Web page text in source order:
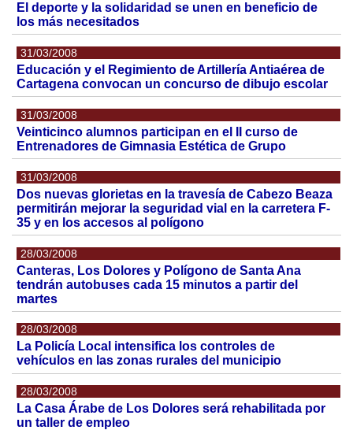
El deporte y la solidaridad se unen en beneficio de
los más necesitados
31/03/2008
Educación y el Regimiento de Artillería Antiaérea de
Cartagena convocan un concurso de dibujo escolar
31/03/2008
Veinticinco alumnos participan en el II curso de
Entrenadores de Gimnasia Estética de Grupo
31/03/2008
Dos nuevas glorietas en la travesía de Cabezo Beaza
permitirán mejorar la seguridad vial en la carretera F-
35 y en los accesos al polígono
28/03/2008
Canteras, Los Dolores y Polígono de Santa Ana
tendrán autobuses cada 15 minutos a partir del
martes
28/03/2008
La Policía Local intensifica los controles de
vehículos en las zonas rurales del municipio
28/03/2008
La Casa Árabe de Los Dolores será rehabilitada por
un taller de empleo